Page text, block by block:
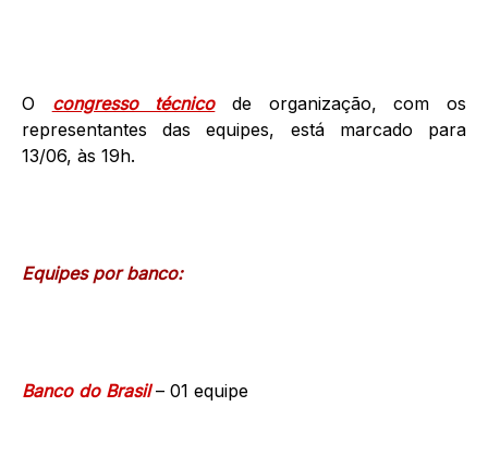
O congresso técnicode organização, com os
representantes das equipes, está marcado para
13/06, às 19h.
Equipes por banco:
Banco do Brasil– 01 equipe